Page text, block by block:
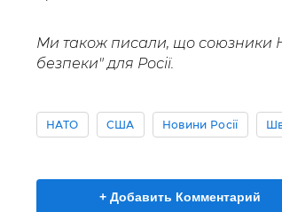
Ми також писали, що союзники
безпеки" для Росії.
НАТО США Новини Росії
+ Добавить Комментарий